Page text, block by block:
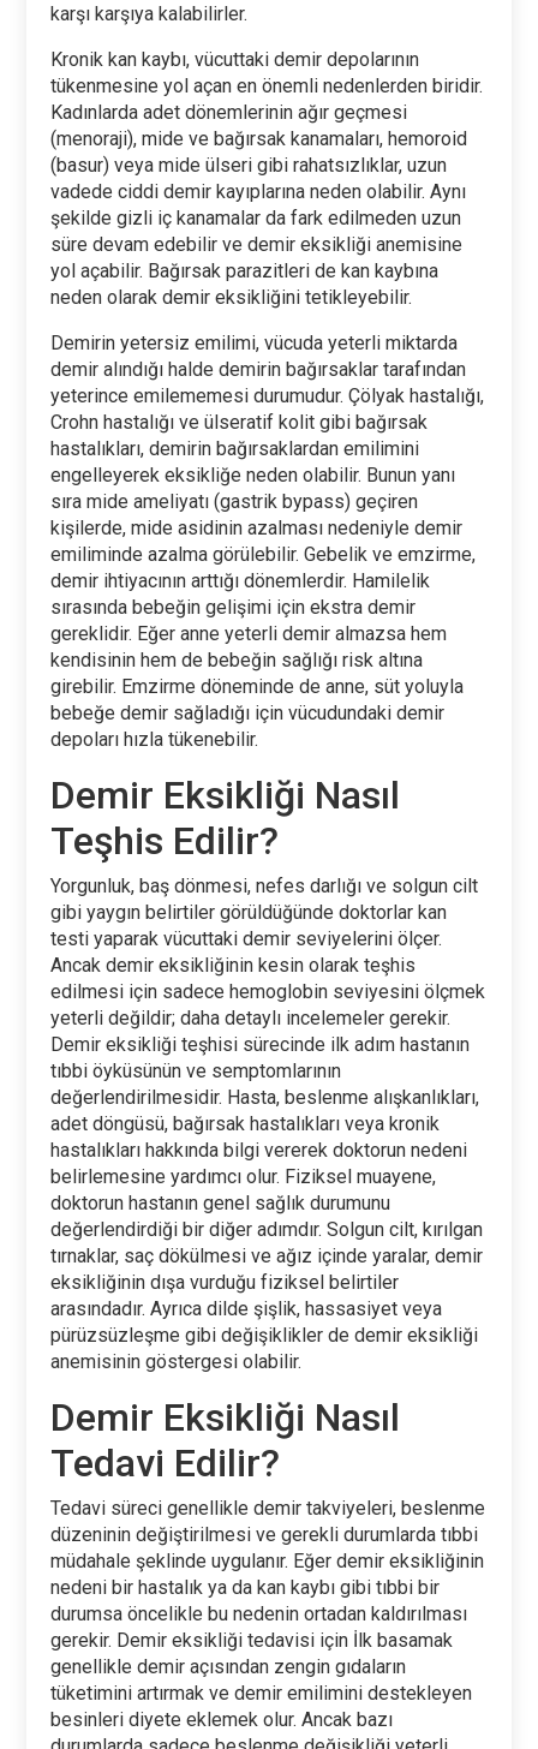
karşı karşıya kalabilirler.
Kronik kan kaybı, vücuttaki demir depolarının
tükenmesine yol açan en önemli nedenlerden biridir.
Kadınlarda adet dönemlerinin ağır geçmesi
(menoraji), mide ve bağırsak kanamaları, hemoroid
(basur) veya mide ülseri gibi rahatsızlıklar, uzun
vadede ciddi demir kayıplarına neden olabilir. Aynı
şekilde gizli iç kanamalar da fark edilmeden uzun
süre devam edebilir ve demir eksikliği anemisine
yol açabilir. Bağırsak parazitleri de kan kaybına
neden olarak demir eksikliğini tetikleyebilir.
Demirin yetersiz emilimi, vücuda yeterli miktarda
demir alındığı halde demirin bağırsaklar tarafından
yeterince emilememesi durumudur. Çölyak hastalığı,
Crohn hastalığı ve ülseratif kolit gibi bağırsak
hastalıkları, demirin bağırsaklardan emilimini
engelleyerek eksikliğe neden olabilir. Bunun yanı
sıra mide ameliyatı (gastrik bypass) geçiren
kişilerde, mide asidinin azalması nedeniyle demir
emiliminde azalma görülebilir. Gebelik ve emzirme,
demir ihtiyacının arttığı dönemlerdir. Hamilelik
sırasında bebeğin gelişimi için ekstra demir
gereklidir. Eğer anne yeterli demir almazsa hem
kendisinin hem de bebeğin sağlığı risk altına
girebilir. Emzirme döneminde de anne, süt yoluyla
bebeğe demir sağladığı için vücudundaki demir
depoları hızla tükenebilir.
Demir Eksikliği Nasıl
Teşhis Edilir?
Yorgunluk, baş dönmesi, nefes darlığı ve solgun cilt
gibi yaygın belirtiler görüldüğünde doktorlar kan
testi yaparak vücuttaki demir seviyelerini ölçer.
Ancak demir eksikliğinin kesin olarak teşhis
edilmesi için sadece hemoglobin seviyesini ölçmek
yeterli değildir; daha detaylı incelemeler gerekir.
Demir eksikliği teşhisi sürecinde ilk adım hastanın
tıbbi öyküsünün ve semptomlarının
değerlendirilmesidir. Hasta, beslenme alışkanlıkları,
adet döngüsü, bağırsak hastalıkları veya kronik
hastalıkları hakkında bilgi vererek doktorun nedeni
belirlemesine yardımcı olur. Fiziksel muayene,
doktorun hastanın genel sağlık durumunu
değerlendirdiği bir diğer adımdır. Solgun cilt, kırılgan
tırnaklar, saç dökülmesi ve ağız içinde yaralar, demir
eksikliğinin dışa vurduğu fiziksel belirtiler
arasındadır. Ayrıca dilde şişlik, hassasiyet veya
pürüzsüzleşme gibi değişiklikler de demir eksikliği
anemisinin göstergesi olabilir.
Demir Eksikliği Nasıl
Tedavi Edilir?
Tedavi süreci genellikle demir takviyeleri, beslenme
düzeninin değiştirilmesi ve gerekli durumlarda tıbbi
müdahale şeklinde uygulanır. Eğer demir eksikliğinin
nedeni bir hastalık ya da kan kaybı gibi tıbbi bir
durumsa öncelikle bu nedenin ortadan kaldırılması
gerekir. Demir eksikliği tedavisi için İlk basamak
genellikle demir açısından zengin gıdaların
tüketimini artırmak ve demir emilimini destekleyen
besinleri diyete eklemek olur. Ancak bazı